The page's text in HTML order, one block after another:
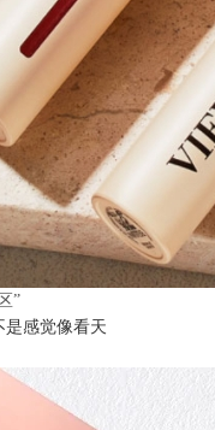
”
是感觉像看天